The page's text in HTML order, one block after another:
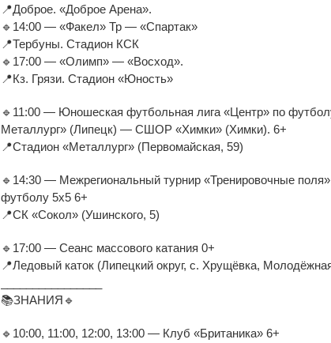
📍Доброе. «Доброе Арена».
🔹14:00 — «Факел» Тр — «Спартак»
📍Тербуны. Стадион КСК
🔹17:00 — «Олимп» — «Восход».
📍Кз. Грязи. Стадион «Юность»
🔹11:00 — Юношеская футбольная лига «Центр» по
Металлург» (Липецк) — СШОР «Химки» (Химки). 6+
📍Стадион «Металлург» (Первомайская, 59)
🔹14:30 — Межрегиональный турнир «Тренировочные поля»
футболу 5х5 6+
📍СК «Сокол» (Ушинского, 5)
🔹17:00 — Сеанс массового катания 0+
📍Ледовый каток (Липецкий округ, с. Хрущёвка,
📚ЗНАНИЯ🔹
🔹10:00, 11:00, 12:00, 13:00 — Клуб «Британика» 6+